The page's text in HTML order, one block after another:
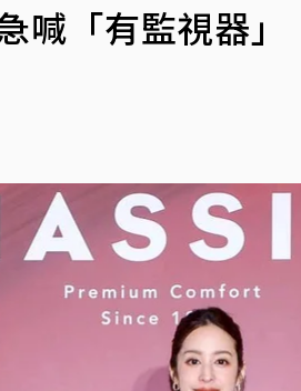
喊「有監視器